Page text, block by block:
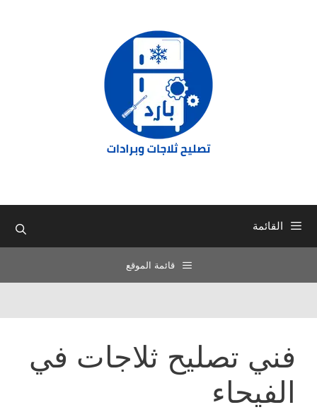
القائمة
قائمة الموقع
فني تصليح ثلاجات في
الفيحاء